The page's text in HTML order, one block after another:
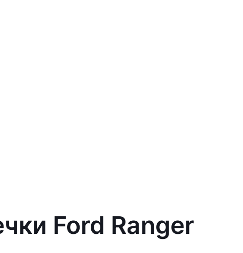
Ford Ranger